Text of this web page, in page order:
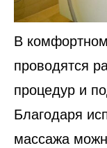
В
проводятся
процедур и
Благодаря
массажа